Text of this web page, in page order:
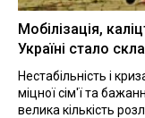
Мобілізація,
Україні стало
Нестабільність і
міцної сім'ї та
велика кількість